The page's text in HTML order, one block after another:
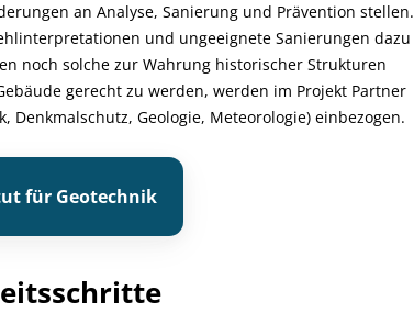
an Analyse, Sanierung und Prävention stellen.
und ungeeignete Sanierungen dazu
noch solche zur Wahrung historischer Strukturen
gerecht zu werden, werden im Projekt Partner
Denkmalschutz, Geologie, Meteorologie) einbezogen.
für Geotechnik